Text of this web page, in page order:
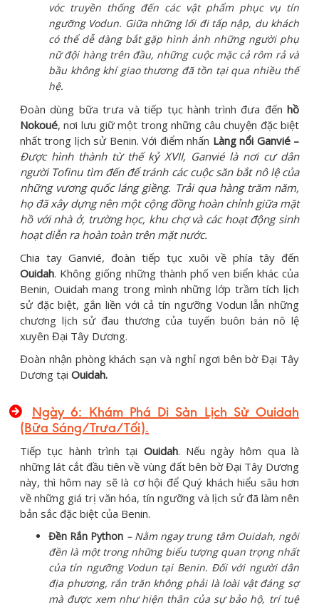
vóc truyền thống đến các vật phẩm phục vụ tín
ngưỡng Vodun. Giữa những lối đi tấp nập, du khách
có thể dễ dàng bắt gặp hình ảnh những người phụ
nữ đội hàng trên đầu, những cuộc mặc cả rôm rả và
bầu không khí giao thương đã tồn tại qua nhiều thế
hệ.
Đoàn dùng bữa trưa và tiếp tục hành trình đưa đến hồ
Nokoué, nơi lưu giữ một trong những câu chuyện đặc biệt
nhất trong lịch sử Benin. Với điểm nhấn Làng nổi Ganvié –
Được hình thành từ thế kỷ XVII, Ganvié là nơi cư dân
người Tofinu tìm đến để tránh các cuộc săn bắt nô lệ của
những vương quốc láng giềng. Trải qua hàng trăm năm,
họ đã xây dựng nên một cộng đồng hoàn chỉnh giữa mặt
hồ với nhà ở, trường học, khu chợ và các hoạt động sinh
hoạt diễn ra hoàn toàn trên mặt nước.
Chia tay Ganvié, đoàn tiếp tục xuôi về phía tây đến
Ouidah. Không giống những thành phố ven biển khác của
Benin, Ouidah mang trong mình những lớp trầm tích lịch
sử đặc biệt, gắn liền với cả tín ngưỡng Vodun lẫn những
chương lịch sử đau thương của tuyến buôn bán nô lệ
xuyên Đại Tây Dương.
Đoàn nhận phòng khách sạn và nghỉ ngơi bên bờ Đại Tây
Dương tại Ouidah.
Ngày 6: Khám Phá Di Sản Lịch Sử Ouidah
(Bữa Sáng/Trưa/Tối).
Tiếp tục hành trình tại Ouidah. Nếu ngày hôm qua là
những lát cắt đầu tiên về vùng đất bên bờ Đại Tây Dương
này, thì hôm nay sẽ là cơ hội để Quý khách hiểu sâu hơn
về những giá trị văn hóa, tín ngưỡng và lịch sử đã làm nên
bản sắc đặc biệt của Benin.
Đền Rắn Python – Nằm ngay trung tâm Ouidah, ngôi
đền là một trong những biểu tượng quan trọng nhất
của tín ngưỡng Vodun tại Benin. Đối với người dân
địa phương, rắn trăn không phải là loài vật đáng sợ
mà được xem như hiện thân của sự bảo hộ, trí tuệ